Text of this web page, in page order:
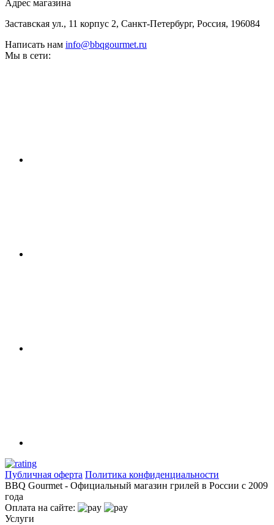
Адрес магазина
Заставская ул., 11 корпус 2, Санкт-Петербург, Россия, 196084
Написать нам info@bbqgourmet.ru
Мы в сети:
Публичная оферта Политика конфиденциальности
BBQ Gourmet - Официальный магазин грилей в России с 2009
года
Оплата на сайте:
Услуги